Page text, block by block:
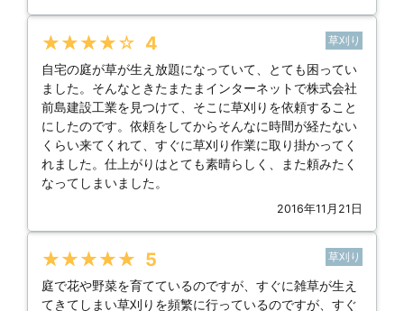
★★★★★ 4 草刈り
自宅の庭が草が生え放題になっていて、とても困ってい
ました。そんなときたまたまインターネットで株式会社
前島建設工業を見つけて、そこに草刈りを依頼すること
にしたのです。依頼をしてからそんなに時間が経たない
くらい来てくれて、すぐに草刈り作業に取り掛かってく
れました。仕上がりはとても素晴らしく、また頼みたく
なってしまいました。
2016年11月21日
★★★★★ 5 草刈り
庭で花や野菜を育てているのですが、すぐに雑草が生え
てきてしまい草刈りを頻繁に行っているのですが、すぐ